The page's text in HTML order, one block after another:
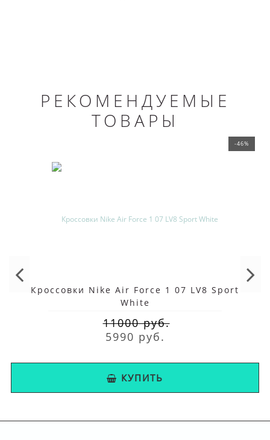
РЕКОМЕНДУЕМЫЕ
ТОВАРЫ
-46%
Кроссовки Nike Air Force 1 07 LV8 Sport
White
11000 руб.
5990 руб.
КУПИТЬ